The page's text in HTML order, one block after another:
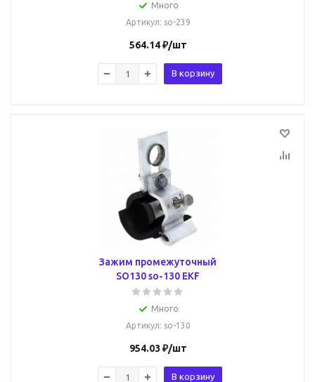
Много
Артикул: so-239
564.14₽/шт
В корзину
Зажим промежуточный
SO130 so-130 EKF
Много
Артикул: so-130
954.03 ₽/шт
В корзину